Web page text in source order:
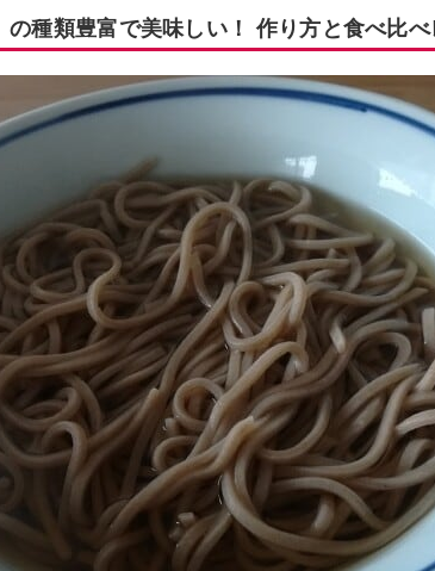
種類豊富で美味しい！ 作り方と食べ比